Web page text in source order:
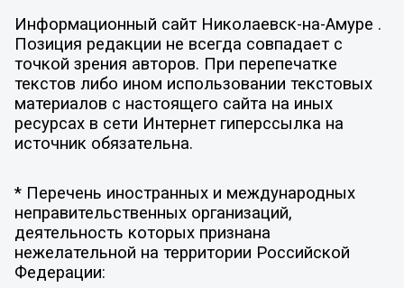
Информационный сайт Николаевск-на-Амуре .
Позиция редакции не всегда совпадает с
точкой зрения авторов. При перепечатке
текстов либо ином использовании текстовых
материалов с настоящего сайта на иных
ресурсах в сети Интернет гиперссылка на
источник обязательна.
* Перечень иностранных и международных
неправительственных организаций,
деятельность которых признана
нежелательной на территории Российской
Федерации: